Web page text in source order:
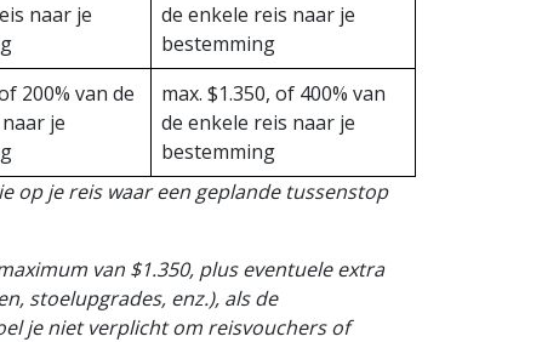
naar je
de enkele reis naar je
bestemming
200% van de
je
max. $1.350, of 400% van
de enkele reis naar je
bestemming
op je reis waar een geplande tussenstop
van $1.350, plus eventuele extra
stoelupgrades, enz.), als de
je niet verplicht om reisvouchers of